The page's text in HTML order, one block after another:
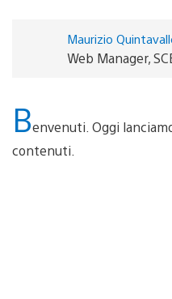
Maurizio
Web Manager,
Benvenuti. Oggi
contenuti.